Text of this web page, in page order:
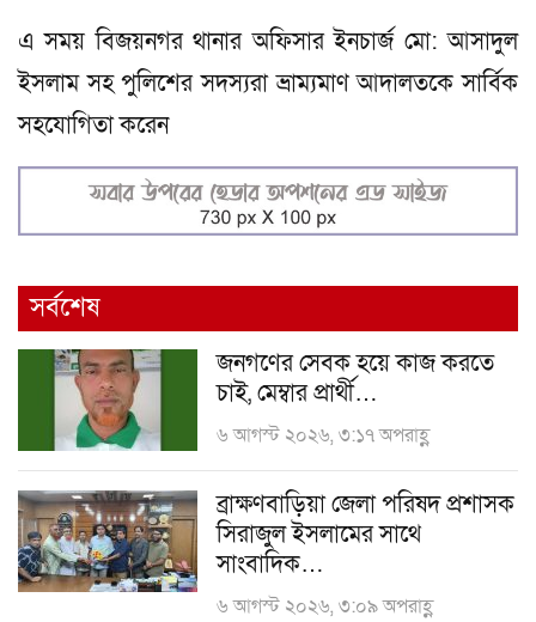
এ সময় বিজয়নগর থানার অফিসার ইনচার্জ মো: আসাদুল
ইসলাম সহ পুলিশের সদস্যরা ভ্রাম্যমাণ আদালতকে সার্বিক
সহযোগিতা করেন
সর্বশেষ
জনগণের সেবক হয়ে কাজ করতে
চাই, মেম্বার প্রার্থী…
৬ আগস্ট ২০২৬, ৩:১৭ অপরাহ্ণ
ব্রাক্ষণবাড়িয়া জেলা পরিষদ প্রশাসক
সিরাজুল ইসলামের সাথে
সাংবাদিক…
৬ আগস্ট ২০২৬, ৩:০৯ অপরাহ্ণ